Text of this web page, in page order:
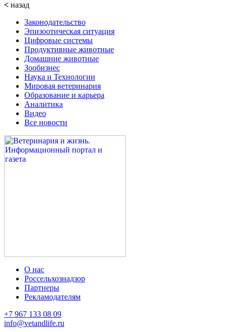
< назад
Законодательство
Эпизоотическая ситуация
Цифровые системы
Продуктивные животные
Домашние животные
Зообизнес
Наука и Технологии
Мировая ветеринария
Образование и карьера
Аналитика
Видео
Все новости
О нас
Россельхознадзор
Партнеры
Рекламодателям
+7 967 133 08 09
info@vetandlife.ru